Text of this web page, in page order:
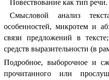
Повествование как тип речи.
Смысловой анализ
особенностей, микротем и
связи предложений в
средств выразительности (в
Подробное, выборочное и
прочитанного или